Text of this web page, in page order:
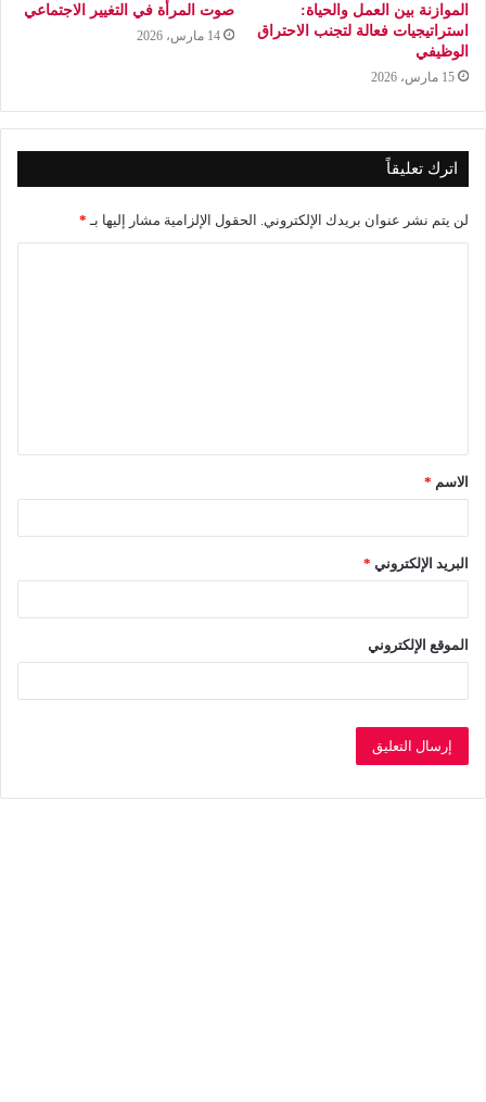
الموازنة بين العمل والحياة:
استراتيجيات فعالة لتجنب الاحتراق
الوظيفي
15 مارس، 2026
صوت المرأة في التغيير الاجتماعي
14 مارس، 2026
اترك تعليقاً
لن يتم نشر عنوان بريدك الإلكتروني. الحقول الإلزامية مشار إليها بـ *
ق
*الاسم *
البريد الإلكتروني *
الموقع الإلكتروني